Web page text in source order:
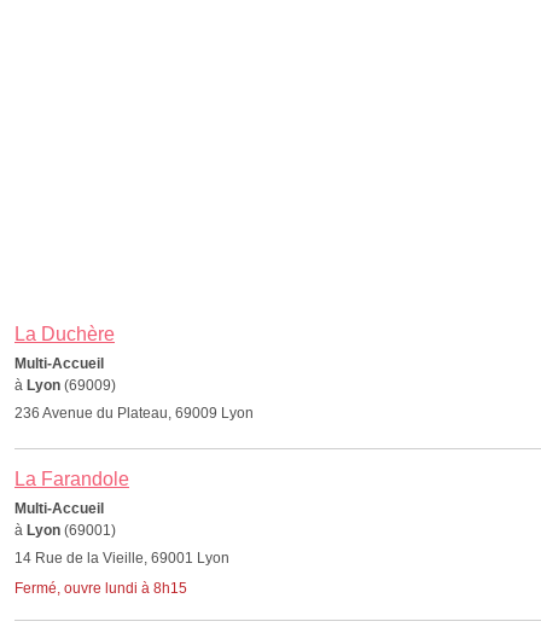
La Duchère
Multi-Accueil
à Lyon (69009)
236 Avenue du Plateau, 69009 Lyon
La Farandole
Multi-Accueil
à Lyon (69001)
14 Rue de la Vieille, 69001 Lyon
Fermé, ouvre lundi à 8h15